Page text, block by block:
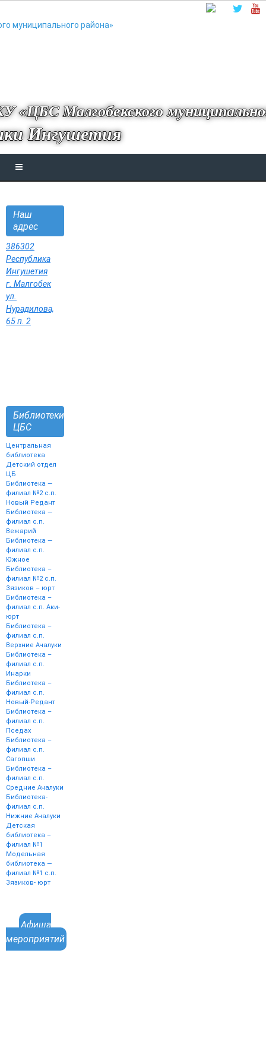
«ЦБС Малгобекского
Ингушетия
Наш
адрес
386302
Республика
Ингушетия
г. Малгобек
ул.
Нурадилова,
65 п. 2
Библиотеки
ЦБС
Центральная
библиотека
Детский отдел
ЦБ
Библиотека —
филиал №2 с.п.
Новый Редант
Библиотека —
филиал с.п.
Вежарий
Библиотека —
филиал с.п.
Южное
Библиотека –
филиал №2 с.п.
Зязиков – юрт
Библиотека –
филиал с.п. Аки-
юрт
Библиотека –
филиал с.п.
Верхние Ачалуки
Библиотека –
филиал с.п.
Инарки
Библиотека –
филиал с.п.
Новый-Редант
Библиотека –
филиал с.п.
Пседах
Библиотека –
филиал с.п.
Сагопши
Библиотека –
филиал с.п.
Средние Ачалуки
Библиотека-
филиал с.п.
Нижние Ачалуки
Детская
библиотека –
филиал №1
Модельная
библиотека —
филиал №1 с.п.
Зязиков- юрт
Афиша
мероприятий